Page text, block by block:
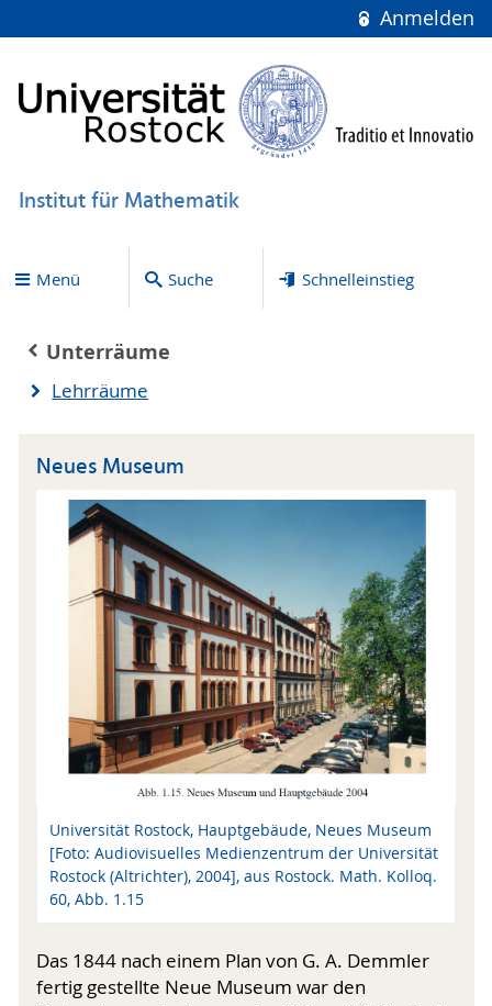
Anmelden
Institut für Mathematik
Menü Suche Schnelleinstieg
Unterräume
Lehrräume
Neues Museum
Universität Rostock, Hauptgebäude, Neues Museum
[Foto: Audiovisuelles Medienzentrum der Universität
Rostock (Altrichter), 2004], aus Rostock. Math. Kolloq.
60, Abb. 1.15
Das 1844 nach einem Plan von G. A. Demmler
fertig gestellte Neue Museum war den